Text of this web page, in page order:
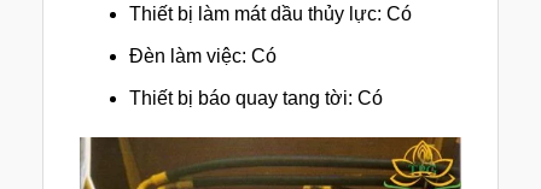
Thiết bị làm mát dầu thủy lực: Có
Đèn làm việc: Có
Thiết bị báo quay tang tời: Có